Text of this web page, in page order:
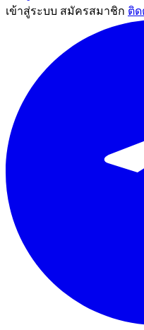
เข้าสู่ระบบ สมัครสมาชิก ติด